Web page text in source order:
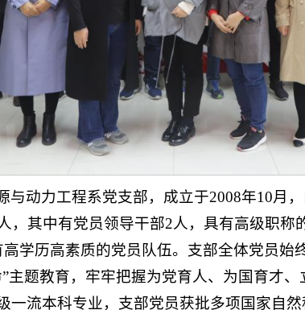
与动力工程系党支部，成立于2008年10月
，其中有党员领导干部2人，具有高级职
学历高素质的党员队伍。支部全体党员
主题教育，牢牢把握为党育人、为国育才
一流本科专业，支部党员获批多项国家自